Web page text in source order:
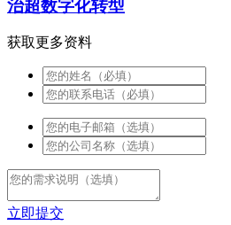
治超数字化转型
获取更多资料
立即提交